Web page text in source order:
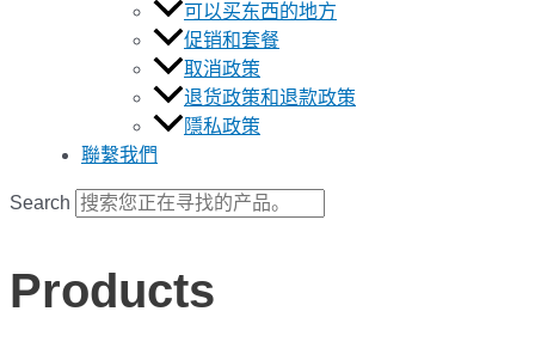
可以买东西的地方
促销和套餐
取消政策
退货政策和退款政策
隱私政策
聯繫我們
Search
Products